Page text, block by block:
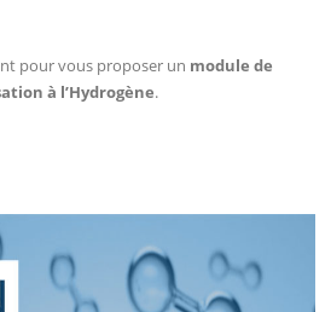
pour vous proposer un module de
à l’Hydrogène.